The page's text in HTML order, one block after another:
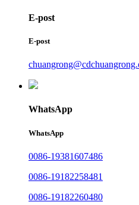
E-post
E-post
WhatsApp
WhatsApp
0086-19381607486
0086-19182258481
0086-19182260480